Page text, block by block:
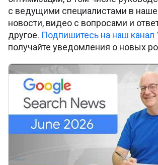
с ведущими специалистами в
новости, видео с вопросами и
другое. Подпишитесь на наш канал
получайте уведомления о новых